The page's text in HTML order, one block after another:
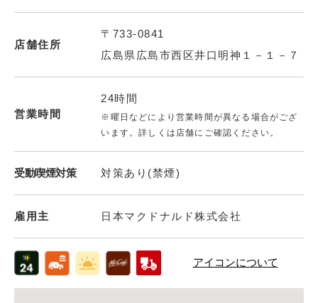
店舗住所
〒733-0841
広島県広島市西区井口明神１－１－７
営業時間
24時間
※曜日などにより営業時間が異なる場合がござ
います。詳しくは店舗にご確認ください。
受動喫煙対策 対策あり(禁煙)
雇用主 日本マクドナルド株式会社
アイコンについて